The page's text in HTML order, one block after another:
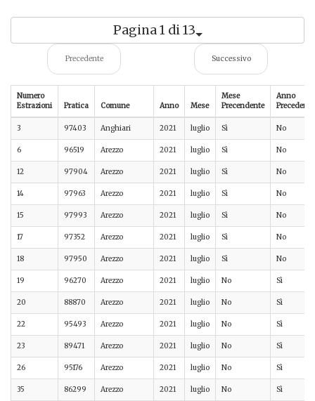
Pagina 1 di 13
Precedente Successivo
Numero
Estrazioni
Pratica Comune Anno Mese
Mese
Precendente
Anno
Precedente
3 97403 Anghiari 2021 luglio Sì No
6 96519 Arezzo 2021 luglio Sì No
12 97904 Arezzo 2021 luglio Sì No
14 97963 Arezzo 2021 luglio Sì No
15 97993 Arezzo 2021 luglio Sì No
17 97352 Arezzo 2021 luglio Sì No
18 97950 Arezzo 2021 luglio Sì No
19 96270 Arezzo 2021 luglio No Sì
20 88870 Arezzo 2021 luglio No Sì
22 95493 Arezzo 2021 luglio No Sì
23 89471 Arezzo 2021 luglio No Sì
26 95176 Arezzo 2021 luglio No Sì
35 86299 Arezzo 2021 luglio No Sì